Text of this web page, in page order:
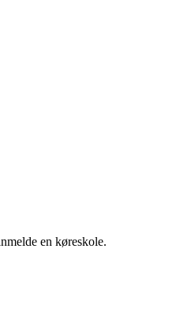
en køreskole.